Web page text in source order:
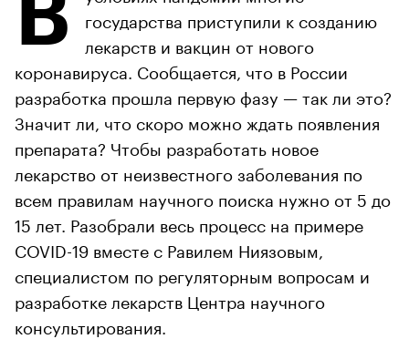
В
государства приступили к созданию
лекарств и вакцин от нового
коронавируса. Сообщается, что в России
разработка прошла первую фазу — так ли это?
Значит ли, что скоро можно ждать появления
препарата? Чтобы разработать новое
лекарство от неизвестного заболевания по
всем правилам научного поиска нужно от 5 до
15 лет. Разобрали весь процесс на примере
COVID-19 вместе с Равилем Ниязовым,
специалистом по регуляторным вопросам и
разработке лекарств Центра научного
консультирования.